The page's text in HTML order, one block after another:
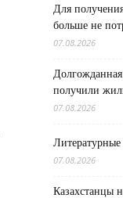
Для
больше не
07.08.2026
получили
07.08.2026
07.08.2026
Казахстанцы